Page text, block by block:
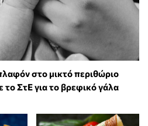
στο μικτό περιθώριο
το ΣτΕ για το βρεφικό γάλα